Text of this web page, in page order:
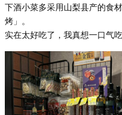
下酒小菜多采用山梨县产的食
烤」。
实在太好吃了，我真想一口气